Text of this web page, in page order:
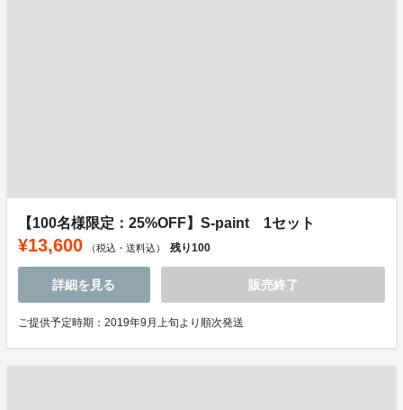
【100名様限定：25%OFF】S-paint 1セット
¥13,600 （税込・送料込） 残り100
詳細を見る 販売終了
ご提供予定時期：2019年9月上旬より順次発送